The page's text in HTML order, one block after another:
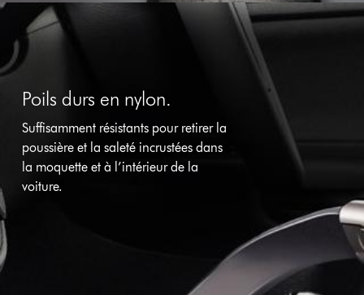
Poils durs en nylon.
Suffisamment résistants pour retirer la
poussière et la saleté incrustées dans
la moquette et à l’intérieur de la
voiture.